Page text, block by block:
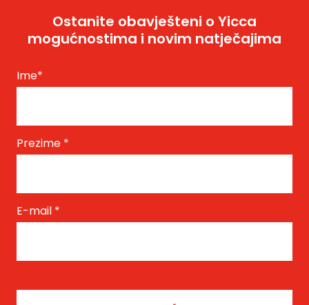
Ostanite obavješteni o Yicca
mogućnostima i novim natječajima
Ime*
Prezime *
E-mail *